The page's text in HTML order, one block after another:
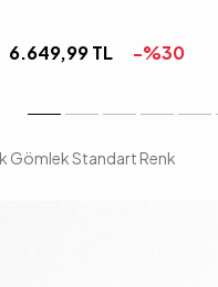
6.649,99TL -%30
Gömlek Standart Renk